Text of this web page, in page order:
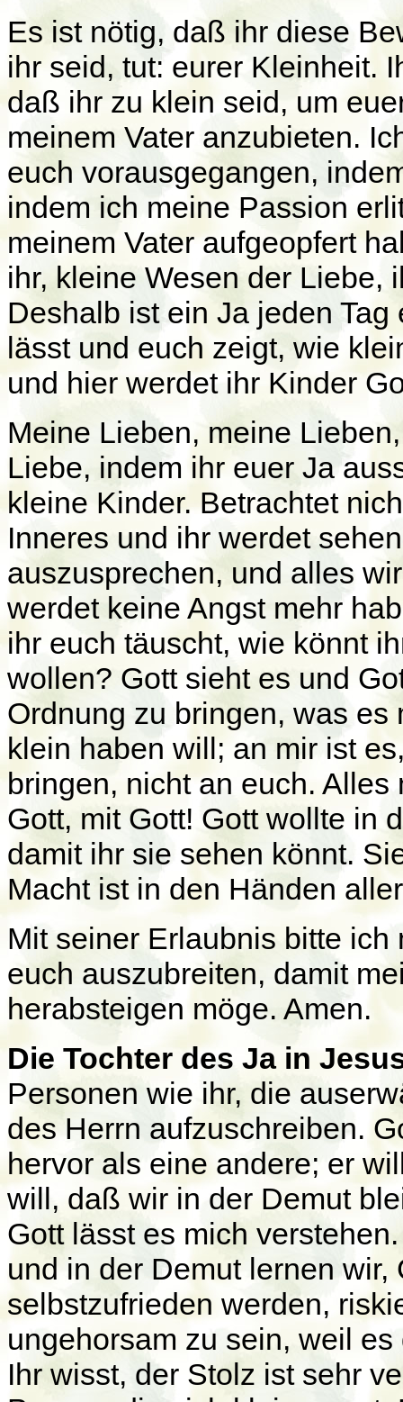
Es ist nötig, daß ihr diese
ihr seid, tut: eurer Kleinheit.
daß ihr zu klein seid, um
meinem Vater anzubieten.
euch vorausgegangen,
indem ich meine Passion
meinem Vater aufgeopfert
ihr, kleine Wesen der Liebe,
Deshalb ist ein Ja jeden
lässt und euch zeigt, wie
und hier werdet ihr Kinder
Meine Lieben, meine
Liebe, indem ihr euer Ja
kleine Kinder. Betrachtet
Inneres und ihr werdet
auszusprechen, und alles
werdet keine Angst mehr
ihr euch täuscht, wie könnt
wollen? Gott sieht es und
Ordnung zu bringen, was
klein haben will; an mir ist
bringen, nicht an euch.
Gott, mit Gott! Gott wollte in
damit ihr sie sehen könnt.
Macht ist in den Händen
Mit seiner Erlaubnis bitte
euch auszubreiten, damit
herabsteigen möge. Amen.
Die Tochter des Ja in
Personen wie ihr, die
des Herrn aufzuschreiben.
hervor als eine andere; er
will, daß wir in der Demut
Gott lässt es mich
und in der Demut lernen
selbstzufrieden werden,
ungehorsam zu sein, weil
Ihr wisst, der Stolz ist sehr